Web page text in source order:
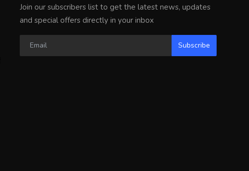
Join our subscribers list to get the latest news, updates
and special offers directly in your inbox
Subscribe